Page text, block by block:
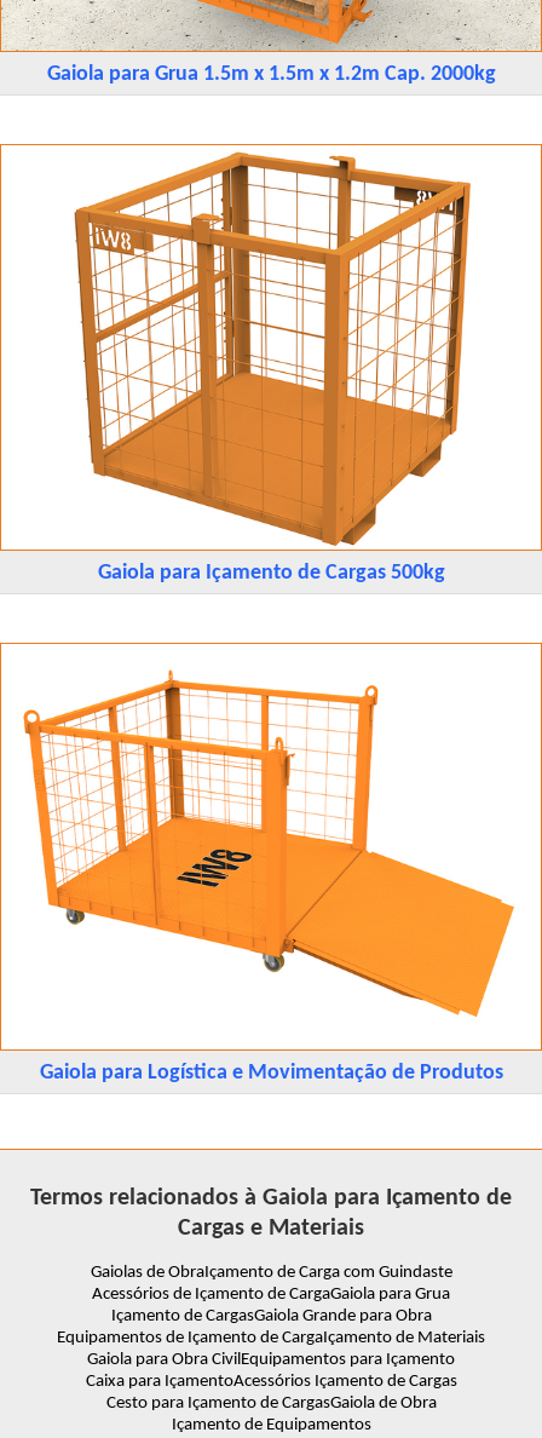
Gaiola para Grua 1.5m x 1.5m x 1.2m Cap. 2000kg
Gaiola para Içamento de Cargas 500kg
Gaiola para Logística e Movimentação de Produtos
Termos relacionados à Gaiola para Içamento de
Cargas e Materiais
Gaiolas de ObraIçamento de Carga com Guindaste
Acessórios de Içamento de CargaGaiola para Grua
Içamento de CargasGaiola Grande para Obra
Equipamentos de Içamento de Carga Içamento de Materiais
Gaiola para Obra Civil Equipamentos para Içamento
Caixa para IçamentoAcessórios Içamento de Cargas
Cesto para Içamento de CargasGaiola de Obra
Içamento de Equipamentos